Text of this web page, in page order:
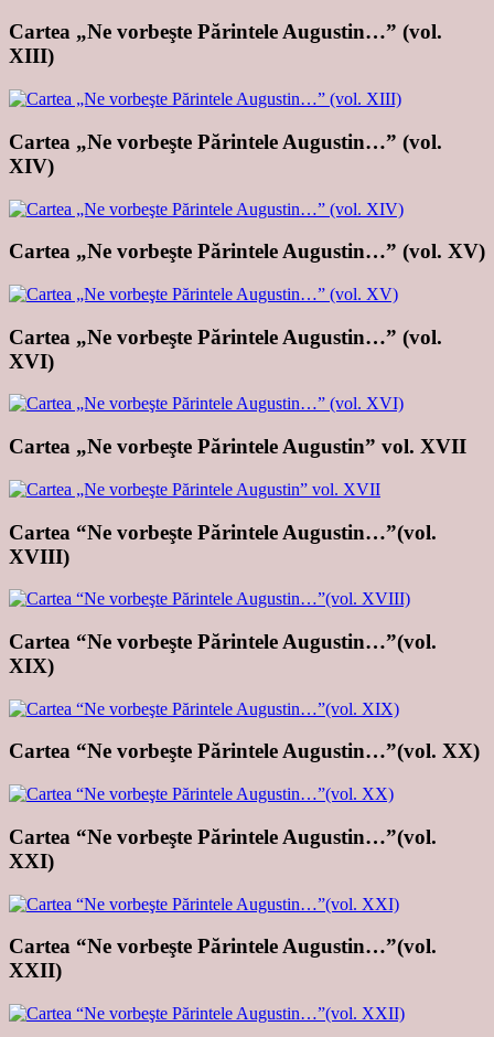
Cartea „Ne vorbeşte Părintele Augustin…” (vol.
XIII)
Cartea „Ne vorbeşte Părintele Augustin…” (vol.
XIV)
Cartea „Ne vorbeşte Părintele Augustin…” (vol. XV)
Cartea „Ne vorbeşte Părintele Augustin…” (vol.
XVI)
Cartea „Ne vorbeşte Părintele Augustin” vol. XVII
Cartea “Ne vorbeşte Părintele Augustin…”(vol.
XVIII)
Cartea “Ne vorbeşte Părintele Augustin…”(vol.
XIX)
Cartea “Ne vorbeşte Părintele Augustin…”(vol. XX)
Cartea “Ne vorbeşte Părintele Augustin…”(vol.
XXI)
Cartea “Ne vorbeşte Părintele Augustin…”(vol.
XXII)